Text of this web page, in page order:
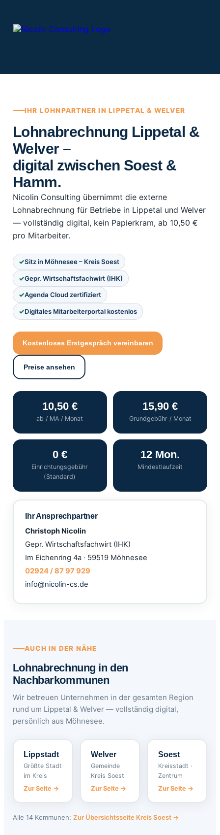
IHR LOHNPARTNER IN LIPPETAL & WELVER
Lohnabrechnung Lippetal &
Welver –
digital zwischen Soest &
Hamm.
Nicolin Consulting übernimmt die externe
Lohnabrechnung für Betriebe in Lippetal und Welver
— vollständig digital, kein Papierkram, ab 10,50 €
pro Mitarbeiter.
Sitz in Möhnesee – Kreis Soest
Gepr. Wirtschaftsfachwirt (IHK)
Agenda Cloud zertifiziert
Digitales Mitarbeiterportal kostenlos
Kostenloses Erstgespräch vereinbaren
Preise ansehen
10,50 €
ab / MA / Monat
15,90 €
Grundgebühr / Monat
0 €
Einrichtungsgebühr
(Standard)
12 Mon.
Mindestlaufzeit
Ihr Ansprechpartner
Christoph Nicolin
Gepr. Wirtschaftsfachwirt (IHK)
Im Eichenring 4a · 59519 Möhnesee
02924 / 87 97 929
info@nicolin-cs.de
AUCH IN DER NÄHE
Lohnabrechnung in den
Nachbarkommunen
Wir betreuen Unternehmen in der gesamten Region
rund um Lippetal & Welver — vollständig digital,
persönlich aus Möhnesee.
Lippstadt
Größte Stadt
im Kreis
Zur Seite →
Welver
Gemeinde
Kreis Soest
Zur Seite →
Soest
Kreisstadt ·
Zentrum
Zur Seite →
Alle 14 Kommunen: Zur Übersichtsseite Kreis Soest →